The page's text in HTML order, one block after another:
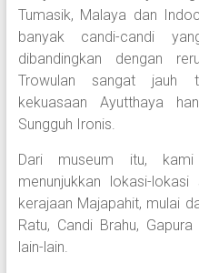
Tumasik, Malaya dan
banyak candi-candi
dibandingkan dengan
Trowulan sangat jauh
kekuasaan Ayutthaya
Sungguh Ironis.
Dari museum itu,
menunjukkan lokasi-
kerajaan Majapahit, mulai
Ratu, Candi Brahu,
lain-lain.